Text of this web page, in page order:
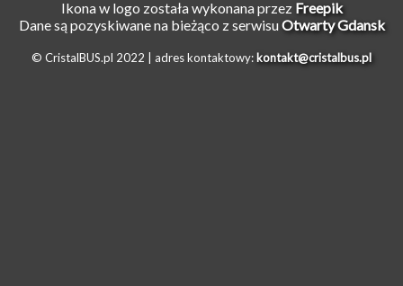
Ikona w logo została wykonana przez Freepik
Dane są pozyskiwane na bieżąco z serwisuOtwarty Gdansk
© CristalBUS.pl 2022 | adres kontaktowy: kontakt@cristalbus.pl